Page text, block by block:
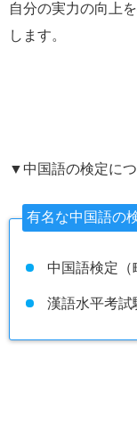
自分の実力の向上
します。
▼中国語の検定に
有名な中国語の
中国語検定（
漢語水平考